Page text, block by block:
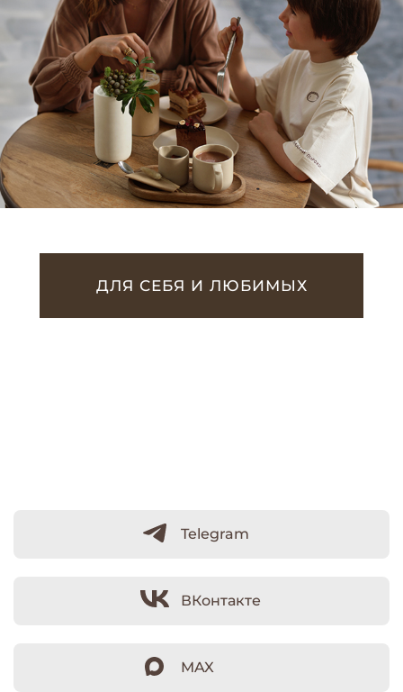
ДЛЯ СЕБЯ И ЛЮБИМЫХ
Telegram
ВКонтакте
MAX